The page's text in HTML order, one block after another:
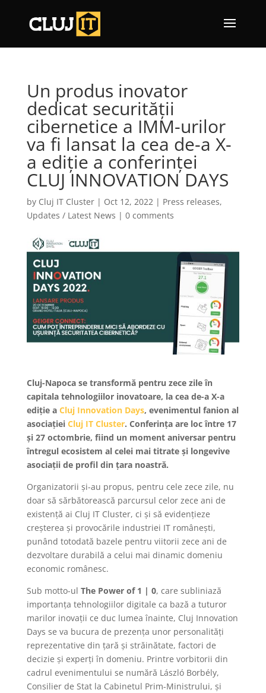
Un produs inovator
dedicat securității
cibernetice a IMM-urilor
va fi lansat la cea de-a X-
a ediție a conferinței
CLUJ INNOVATION DAYS
by Cluj IT Cluster| Oct 12, 2022| Press releases,
Updates / Latest News | 0 comments
Cluj-Napoca se transformă pentru zece zile în
capitala tehnologiilor inovatoare, la cea de-a X-a
ediție a Cluj Innovation Days, evenimentul fanion al
asociației Cluj IT Cluster. Conferința are loc între 17
și 27 octombrie, fiind un moment aniversar pentru
întregul ecosistem al celei mai titrate și longevive
asociații de profil din țara noastră.
Organizatorii și-au propus, pentru cele zece zile, nu
doar să sărbătorească parcursul celor zece ani de
existență ai Cluj IT Cluster, ci și să evidențieze
creșterea și provocările industriei IT românești,
punând totodată bazele pentru viitorii zece ani de
dezvoltare durabilă a celui mai dinamic domeniu
economic românesc.
Sub motto-ul The Power of 1 | 0, care subliniază
importanța tehnologiilor digitale ca bază a tuturor
marilor inovații ce duc lumea înainte, Cluj Innovation
Days se va bucura de prezența unor personalități
reprezentative din țară și străinătate, factori de
decizie și experți în domeniu. Printre vorbitorii din
cadrul evenimentului se numără László Borbély,
Consilier de Stat la Cabinetul Prim-Ministrului, și